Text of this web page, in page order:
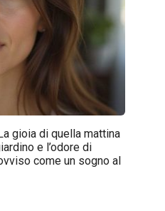
gioia di quella mattina
e l’odore di
come un sogno al